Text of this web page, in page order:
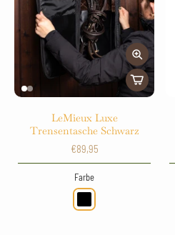
LeMieux Luxe
Trensentasche Schwarz
€89,95
Farbe